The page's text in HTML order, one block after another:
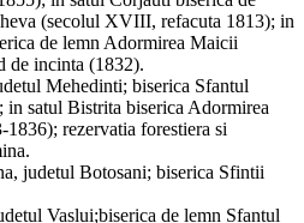
(secolul XVIII, refacuta 1813); in
de lemn Adormirea Maicii
de incinta (1832).
Mehedinti; biserica Sfantul
in satul Bistrita biserica Adormirea
rezervatia forestiera si
judetul Botosani; biserica Sfintii
Vaslui;biserica de lemn Sfantul